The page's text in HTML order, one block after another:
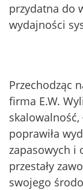
przydatna do
wydajności
Przechodząc
firma E.W.
skalowalność,
poprawiła
zapasowych i
przestały
swojego